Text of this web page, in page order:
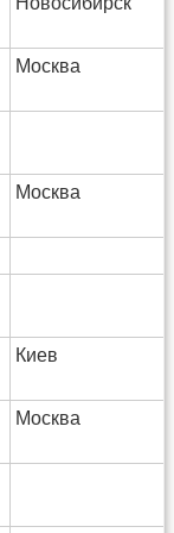
Москва
Москва
Киев
Москва